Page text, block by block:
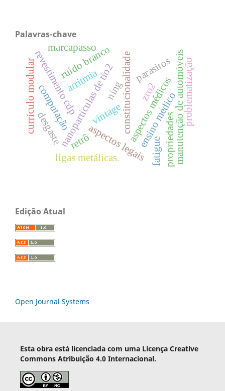
Palavras-chave
nanopartículas de tio2ningconstitucionalidade
aspectos legaisaspectos médicos
desgaste
revestimento cdp vintage
retrô manutenção de automóveis
currículo modular arritmia
ruído branco
ensino médicoproblematização
parasitos
marcapasso
computação
propriedades
ligas metálicas.
zro2
fatigue
Edição Atual
Open Journal Systems
Esta obra está licenciada com uma Licença Creative
Commons Atribuição 4.0 Internacional.